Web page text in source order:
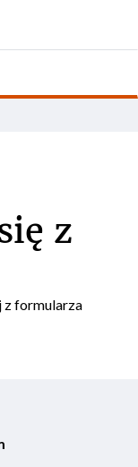
z
z formularza